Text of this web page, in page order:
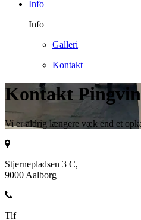
Info
Info
Galleri
Kontakt
Kontakt Pingvin
Vi er aldrig længere væk end et
Stjernepladsen 3 C,
9000 Aalborg
Tlf